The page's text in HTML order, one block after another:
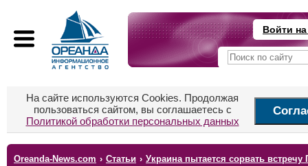
Войти
На сайте используются Cookies. Продолжая
пользоваться сайтом, вы соглашаетесь с
Политикой обработки персональных данных
Oreanda-News.com › Статьи › Украина пытается сорвать встречу